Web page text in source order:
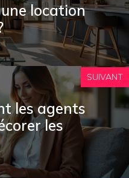
location
SUIVANT
les agents
les